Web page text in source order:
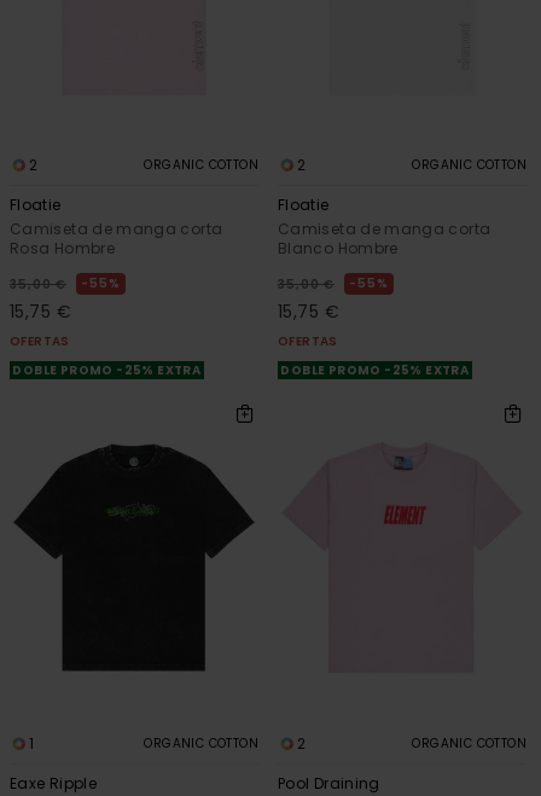
2 ORGANIC COTTON
Floatie
Camiseta de manga corta
Rosa Hombre
35,00 € 55%
15,75 €
OFERTAS
DOBLE PROMO -25% EXTRA
2 ORGANIC COTTON
Floatie
Camiseta de manga corta
Blanco Hombre
35,00 € 55%
15,75 €
OFERTAS
DOBLE PROMO -25% EXTRA
1 ORGANIC COTTON
Eaxe Ripple
2 ORGANIC COTTON
Pool Draining